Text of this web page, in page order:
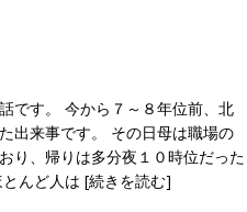
です。 今から７～８年位前、北
出来事です。 その日母は職場の
り、帰りは多分夜１０時位だった
んど人は [続きを読む]